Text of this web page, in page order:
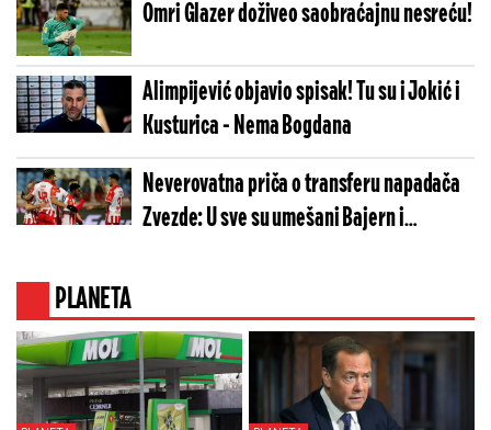
Omri Glazer doživeo saobraćajnu nesreću!
Alimpijević objavio spisak! Tu su i Jokić i
Kusturica - Nema Bogdana
Neverovatna priča o transferu napadača
Zvezde: U sve su umešani Bajern i
PLANETA